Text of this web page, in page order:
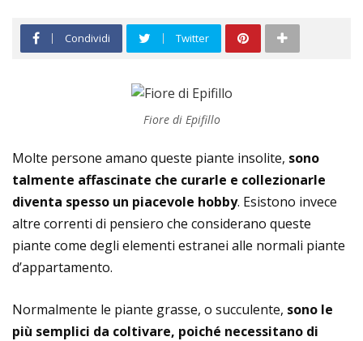
Condividi Twitter
Fiore di Epifillo
Molte persone amano queste piante insolite, sono
talmente affascinate che curarle e collezionarle
diventa spesso un piacevole hobby. Esistono invece
altre correnti di pensiero che considerano queste
piante come degli elementi estranei alle normali piante
d’appartamento.
Normalmente le piante grasse, o succulente, sono le
più semplici da coltivare, poiché necessitano di